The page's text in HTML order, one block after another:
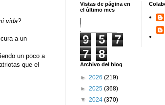
vida?
a un
un poco a
que el
Vistas de página en
el último mes
9 5
7
7
8
Archivo del blog
► 2026 (219)
► 2025 (368)
▼ 2024 (370)